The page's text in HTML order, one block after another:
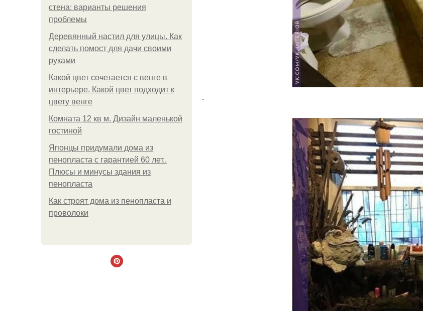
стена: варианты решения
проблемы
Деревянный настил для улицы. Как
сделать помост для дачи своими
руками
Какой цвет сочетается с венге в
интерьере. Какой цвет подходит к
цвету венге
Комната 12 кв м. Дизайн маленькой
гостиной
Японцы придумали дома из
пенопласта с гарантией 60 лет..
Плюсы и минусы здания из
пенопласта
Как строят дома из пенопласта и
проволоки
.